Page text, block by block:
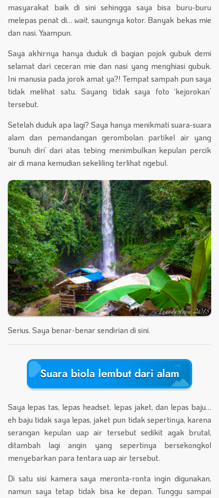
masyarakat baik di sini sehingga saya bisa buru-buru
melepas penat di… wait, saungnya kotor. Banyak bekas mie
dan nasi. Yaampun.
Saya akhirnya hanya duduk di bagian pojok gubuk demi
selamat dari ceceran mie dan nasi yang menghiasi gubuk.
Ini manusia pada jorok amat ya?! Tempat sampah pun saya
tidak melihat satu. Sayang tidak saya foto ‘kejorokan’
tersebut.
Setelah duduk apa lagi? Saya hanya menikmati suara-suara
alam dan pemandangan gerombolan partikel air yang
‘bunuh diri’ dari atas tebing menimbulkan kepulan percik
air di mana kemudian sekeliling terlihat ngebul.
Serius. Saya benar-benar sendirian di sini.
Suara biola lembut dari alam
Saya lepas tas, lepas headset, lepas jaket, dan lepas baju…
eh baju tidak saya lepas, jaket pun tidak sepertinya, karena
serangan kepulan uap air tersebut sedikit agak brutal,
ditambah lagi angin yang sepertinya bersekongkol
menyebarkan para tentara uap air tersebut.
Di satu sisi kamera saya meronta-ronta ingin digunakan,
namun saya tetap tidak bisa ke depan. Tunggu sampai